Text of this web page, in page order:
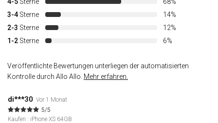
3-4 Sterne
14%
2-3 Sterne
12%
1-2 Sterne 6%
Veröffentlichte Bewertungen unterliegen der automatisierten
Kontrolle durch Allo Allo. Mehr erfahren.
di***30 Vor 1 Monat
5/5
Kaufen : iPhone XS 64GB